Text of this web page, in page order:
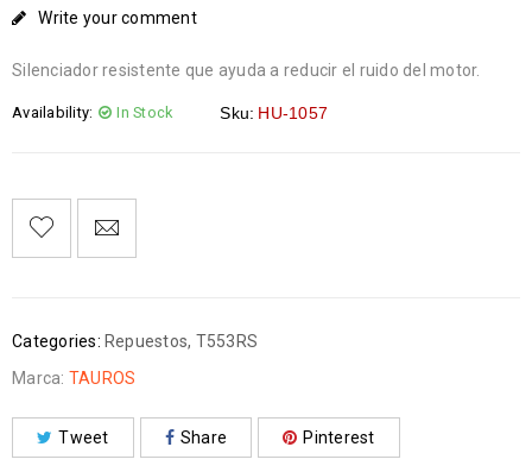
Write your comment
Silenciador resistente que ayuda a reducir el ruido del motor.
Availability: In Stock Sku: HU-1057
Categories: Repuestos, T553RS
Marca: TAUROS
Tweet Share Pinterest